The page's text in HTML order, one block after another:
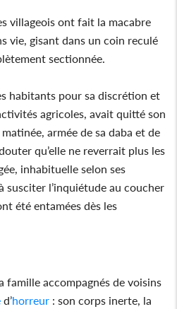
villageois ont fait la macabre
vie, gisant dans un coin reculé
sectionnée.
habitants pour sa discrétion et
agricoles, avait quitté son
armée de sa daba et de
qu’elle ne reverrait plus les
inhabituelle selon ses
susciter l’inquiétude au coucher
été entamées dès les
famille accompagnés de voisins
d’horreur : son corps inerte, la